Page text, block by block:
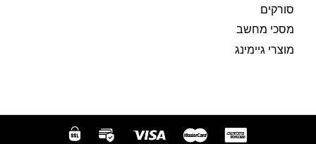
סורקים
מסכי מחשב
מוצרי גיימינג